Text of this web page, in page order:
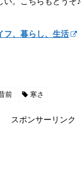
フ、暮らし、生活
前 寒さ
スポンサーリンク